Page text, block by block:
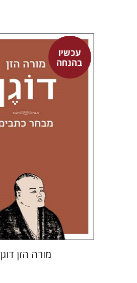
עכשיו
בהנחה
איהי דוגן
איתן בולוקן
עכשיו בהנחה
$35
$26
מורה הזן דוגן